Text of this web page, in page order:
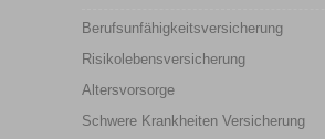
Berufs­unfähigkeitsversicherung
Risikolebensversicherung
Altersvorsorge
Schwere Krankheiten Versicherung